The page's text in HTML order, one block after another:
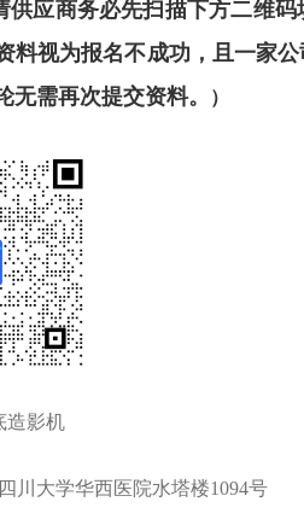
供应商务必先扫描下方二维
料视为报名不成功， 且一家
无需再次提交资料。 ）
造影机
川大学华西医院水塔楼1094号